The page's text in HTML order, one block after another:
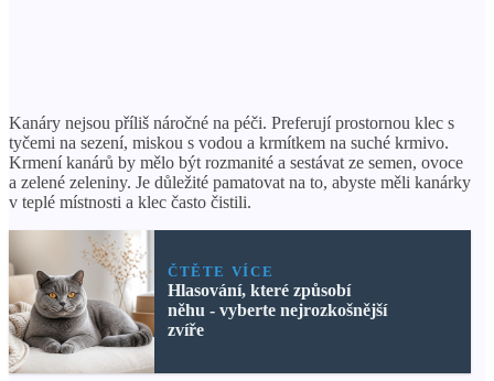
Kanáry nejsou příliš náročné na péči. Preferují prostornou klec s
tyčemi na sezení, miskou s vodou a krmítkem na suché krmivo.
Krmení kanárů by mělo být rozmanité a sestávat ze semen, ovoce
a zelené zeleniny. Je důležité pamatovat na to, abyste měli kanárky
v teplé místnosti a klec často čistili.
ČTĚTE VÍCE
Hlasování, které způsobí
něhu - vyberte nejrozkošnější
zvíře